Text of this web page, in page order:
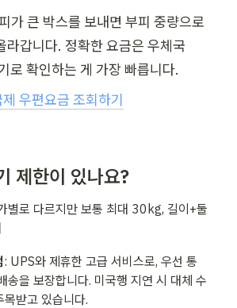
가 큰 박스를 보내면 부피 중량으로
라갑니다. 정확한 요금은 우체국
로 확인하는 게 가장 빠릅니다.
제 우편요금 조회하기
제한이 있나요?
별로 다르지만 보통 최대 30kg, 길이+둘
: UPS와 제휴한 고급 서비스로, 우선 통
송을 보장합니다. 미국행 지연 시 대체 수
목받고 있습니다.